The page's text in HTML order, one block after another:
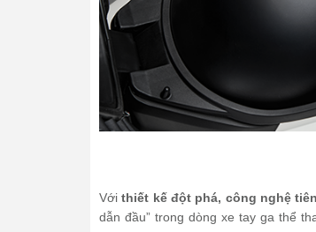
Vớithiết kế đột phá, công nghệ
dẫn đầu” trong dòng xe tay ga thể